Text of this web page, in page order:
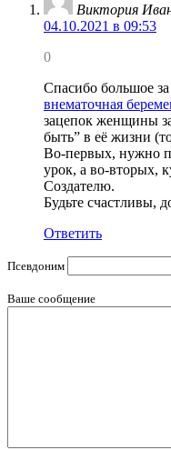
Виктория
04.10.2021 в 09:53
0
Спасибо большое
внематочная
зацепок женщины
быть” в её жизни
Во-первых, нужно
урок, а во-вторых,
Создателю.
Будьте счастливы,
Ответить
Псевдоним
Ваше сообщение